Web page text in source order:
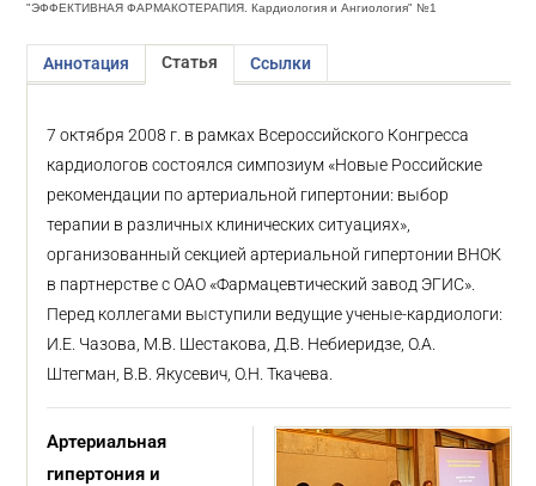
"ЭФФЕКТИВНАЯ ФАРМАКОТЕРАПИЯ. Кардиология и Ангиология" №1
Аннотация Статья Ссылки
7 октября 2008 г. в рамках Всероссийского Конгресса
кардиологов состоялся симпозиум «Новые Российские
рекомендации по артериальной гипертонии: выбор
терапии в различных клинических ситуациях»,
организованный секцией артериальной гипертонии ВНОК
в партнерстве с ОАО «Фармацевтический завод ЭГИС».
Перед коллегами выступили ведущие ученые-кардиологи:
И.Е. Чазова, М.В. Шестакова, Д.В. Небиеридзе, О.А.
Штегман, В.В. Якусевич, О.Н. Ткачева.
Артериальная
гипертония и